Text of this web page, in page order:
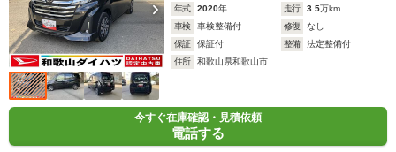
年式 2020年 走行 3.5万km
車検
車検整備付 修復
なし
保証
保証付 整備
法定整備付
住所
和歌山県和歌山市
今すぐ在庫確認・見積依頼
電話する